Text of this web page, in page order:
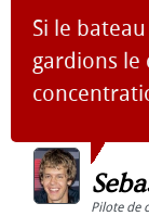
Si le
gardions le
Pilote de